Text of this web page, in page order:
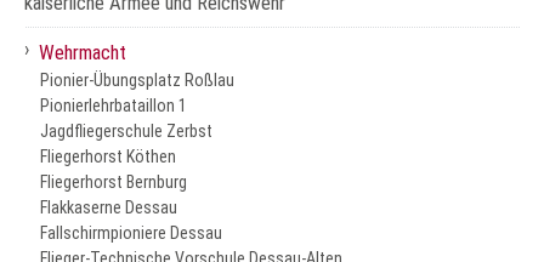
› Wehrmacht
Pionier-Übungsplatz Roßlau
Pionierlehrbataillon 1
Jagdfliegerschule Zerbst
Fliegerhorst Köthen
Fliegerhorst Bernburg
Flakkaserne Dessau
Fallschirmpioniere Dessau